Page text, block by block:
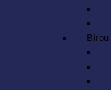
Birou